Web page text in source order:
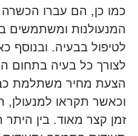
כמו כן, הם עברו
המנעולנות ומשתמשים
לטיפול בבעיה. ובנוסף
לצורך כל בעיה בתחום
הצעת מחיר משתלמת
וכאשר תקראו למנעולן,
זמן קצר מאוד. בין היתר